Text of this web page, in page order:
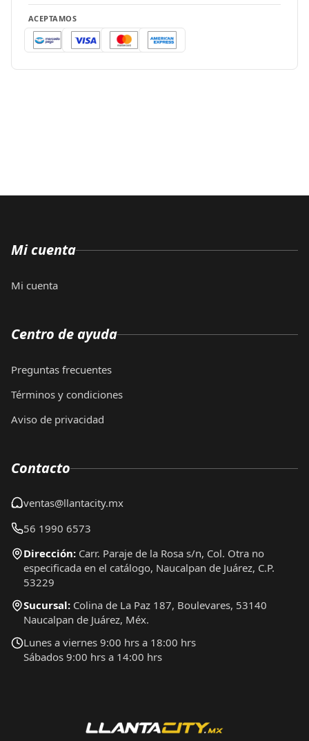
ACEPTAMOS
Mi cuenta
Mi cuenta
Centro de ayuda
Preguntas frecuentes
Términos y condiciones
Aviso de privacidad
Contacto
ventas@llantacity.mx
56 1990 6573
Dirección: Carr. Paraje de la Rosa s/n, Col. Otra no
especificada en el catálogo, Naucalpan de Juárez, C.P.
53229
Sucursal: Colina de La Paz 187, Boulevares, 53140
Naucalpan de Juárez, Méx.
Lunes a viernes 9:00 hrs a 18:00 hrs
Sábados 9:00 hrs a 14:00 hrs